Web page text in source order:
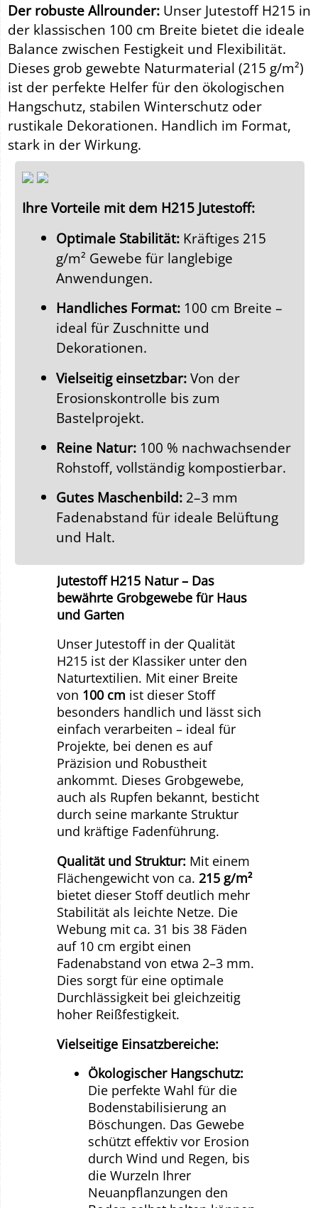
Der robuste Allrounder: Unser Jutestoff H215 in
der klassischen 100 cm Breite bietet die ideale
Balance zwischen Festigkeit und Flexibilität.
Dieses grob gewebte Naturmaterial (215 g/m²)
ist der perfekte Helfer für den ökologischen
Hangschutz, stabilen Winterschutz oder
rustikale Dekorationen. Handlich im Format,
stark in der Wirkung.
Ihre Vorteile mit dem H215 Jutestoff:
Optimale Stabilität: Kräftiges 215
g/m² Gewebe für langlebige
Anwendungen.
Handliches Format: 100 cm Breite –
ideal für Zuschnitte und
Dekorationen.
Vielseitig einsetzbar:Von der
Erosionskontrolle bis zum
Bastelprojekt.
Reine Natur: 100 % nachwachsender
Rohstoff, vollständig kompostierbar.
Gutes Maschenbild: 2–3 mm
Fadenabstand für ideale Belüftung
und Halt.
Jutestoff H215 Natur – Das
bewährte Grobgewebe für Haus
und Garten
Unser Jutestoff in der Qualität
H215 ist der Klassiker unter den
Naturtextilien. Mit einer Breite
von 100 cm ist dieser Stoff
besonders handlich und lässt sich
einfach verarbeiten – ideal für
Projekte, bei denen es auf
Präzision und Robustheit
ankommt. Dieses Grobgewebe,
auch als Rupfen bekannt, besticht
durch seine markante Struktur
und kräftige Fadenführung.
Qualität und Struktur: Mit einem
Flächengewicht von ca. 215 g/m²
bietet dieser Stoff deutlich mehr
Stabilität als leichte Netze. Die
Webung mit ca. 31 bis 38 Fäden
auf 10 cm ergibt einen
Fadenabstand von etwa 2–3 mm.
Dies sorgt für eine optimale
Durchlässigkeit bei gleichzeitig
hoher Reißfestigkeit.
Vielseitige Einsatzbereiche:
Ökologischer Hangschutz:
Die perfekte Wahl für die
Bodenstabilisierung an
Böschungen. Das Gewebe
schützt effektiv vor Erosion
durch Wind und Regen, bis
die Wurzeln Ihrer
Neuanpflanzungen den